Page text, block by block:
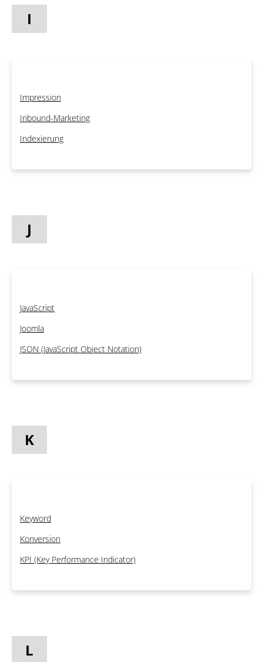
I
Impression
Inbound-Marketing
Indexierung
J
JavaScript
Joomla
JSON (JavaScript Object Notation)
K
Keyword
Konversion
KPI (Key Performance Indicator)
L